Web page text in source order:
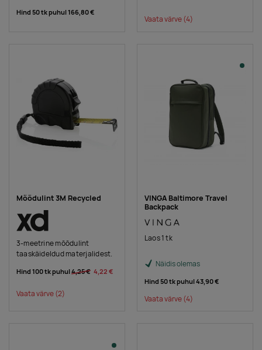
Hind 50 tk puhul166,80 €
Vaata värve(4)
Mõõdulint 3M Recycled
3-meetrine mõõdulint
taaskäideldud materjalidest.
Hind 100 tk puhul4,25 € 4,22 €
Vaata värve(2)
VINGA Baltimore Travel
Backpack
Laos 1 tk
Näidis olemas
Hind 50 tk puhul43,90 €
Vaata värve(4)